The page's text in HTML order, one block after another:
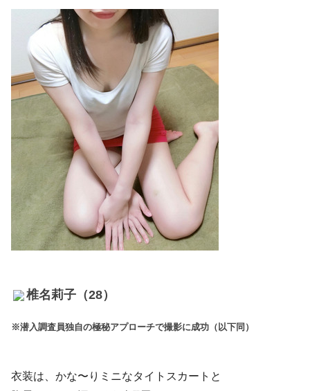
椎名莉子（28）
※潜入調査員独自の極秘アプローチで撮影に成功（以下同）
衣装は、かな〜りミニなタイトスカートと